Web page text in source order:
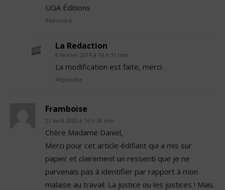
UGA Éditions
Répondre
La Redaction
8 février 2019 à 14 h 31 min
La modification est faite, merci.
Répondre
Framboise
21 avril 2020 à 16 h 50 min
Chère Madame Daniel,
Merci pour cet article édifiant qui a mis sur
papier et clairement un ressenti que je ne
parvenais pas à identifier par rapport à mon
malaise au travail. La justice ou les justices ! Mais